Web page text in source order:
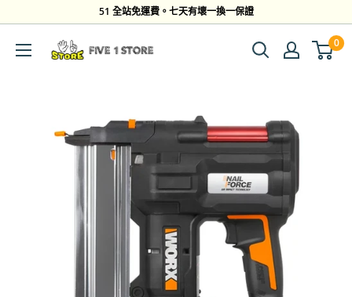
到
51 全站免運費。七天有壞一換一保證
Five
1
0